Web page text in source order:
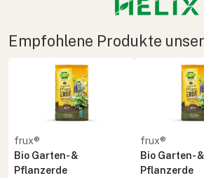
Empfohlene Produkte
frux®
Bio Garten- &
Pflanzerde
frux®
Bio Garten- &
Pflanzerde